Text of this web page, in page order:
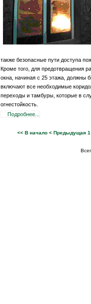
также безопасные пути доступа
Кроме того, для предотвращения
окна, начиная с 25 этажа, должны
включают все необходимые
переходы и тамбуры, которые в
огнестойкость.
Подробнее...
<< В начало < Предыдущая 1